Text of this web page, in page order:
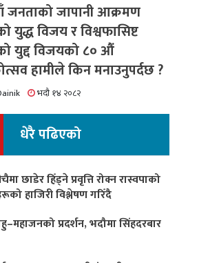
जनताको जापानी आक्रमण
युद्ध विजय र विश्वफासिष्ट
युद्द विजयको ८० औं
हामीले किन मनाउनुपर्दछ ?
भदौ १४ २०८२
धेरै पढिएको
छाडेर हिँड्ने प्रवृत्ति रोक्न रास्वपाको
हाजिरी विश्लेषण गरिँदै
प्रदर्शन, भदौमा सिंहदरबार